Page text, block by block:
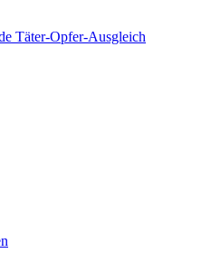
Täter-Opfer-Ausgleich